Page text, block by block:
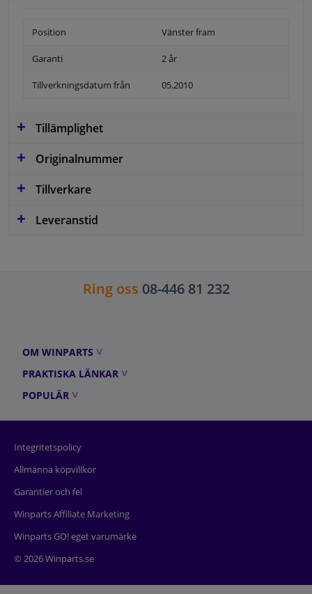
Position Vänster fram
Garanti 2 år
Tillverkningsdatum från 05.2010
Tillämplighet
Originalnummer
Tillverkare
Leveranstid
Ring oss 08-446 81 232
OM WINPARTS
PRAKTISKA LÄNKAR
POPULÄR
Integritetspolicy
Allmänna köpvillkor
Garantier och fel
Winparts Affiliate Marketing
Winparts GO! eget varumärke
© 2026 Winparts.se